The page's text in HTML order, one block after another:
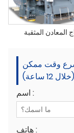
المعادن المثقبة
وقت ممكن
(خلال 12 ساعة)
اسم :
هاتف :